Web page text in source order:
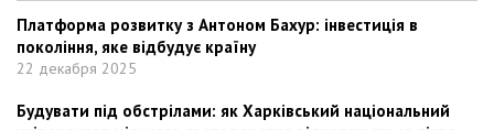
Платформа розвитку з Антоном Бахур: інвестиція в
покоління, яке відбудує країну
22 декабря 2025
Будувати під обстрілами: як Харківський національний